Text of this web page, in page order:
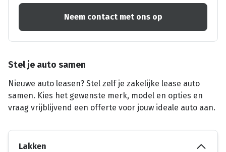
Neem contact met ons op
Stel je auto samen
Nieuwe auto leasen? Stel zelf je zakelijke lease auto
samen. Kies het gewenste merk, model en opties en
vraag vrijblijvend een offerte voor jouw ideale auto aan.
Lakken